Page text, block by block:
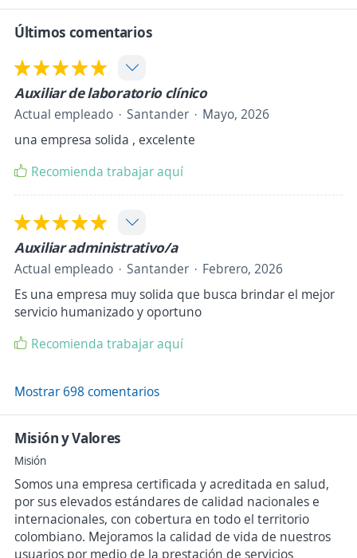
Últimos comentarios
Auxiliar de laboratorio clínico
Actual empleado Santander
Mayo, 2026
una empresa solida , excelente
Recomienda trabajar aquí
Auxiliar administrativo/a
Actual empleado Santander
Febrero, 2026
Es una empresa muy solida que busca brindar el mejor
servicio humanizado y oportuno
Recomienda trabajar aquí
Mostrar 698 comentarios
Misión y Valores
Misión
Somos una empresa certificada y acreditada en salud,
por sus elevados estándares de calidad nacionales e
internacionales, con cobertura en todo el territorio
colombiano. Mejoramos la calidad de vida de nuestros
usuarios por medio de la prestación de servicios